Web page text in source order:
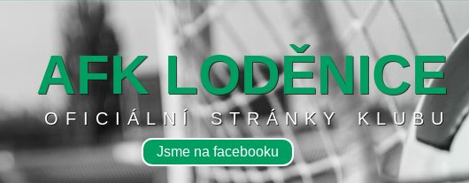
Jsme na facebooku
AFK LODĚNICE
OFICIÁLNÍ STRÁNKY KLUBU